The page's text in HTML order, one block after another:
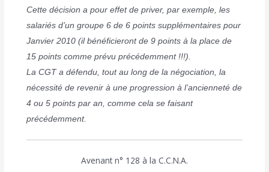
Cette décision a pour effet de priver, par exemple, les
salariés d’un groupe 6 de 6 points supplémentaires pour
Janvier 2010 (il bénéficieront de 9 points à la place de
15 points comme prévu précédemment !!!).
La CGT a défendu, tout au long de la négociation, la
nécessité de revenir à une progression à l’ancienneté de
4 ou 5 points par an, comme cela se faisant
précédemment.
Avenant n° 128 à la C.C.N.A.